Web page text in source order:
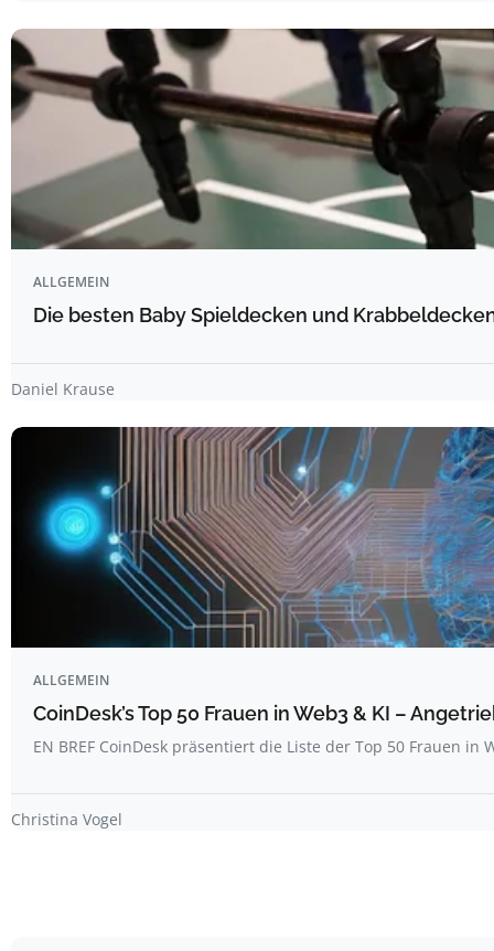
ALLGEMEIN
Die besten Baby Spieldecken und
Daniel Krause
ALLGEMEIN
CoinDesk’s Top 50 Frauen in Web3 & KI –
EN BREF CoinDesk präsentiert die Liste der Top 50 Frauen in
Christina Vogel